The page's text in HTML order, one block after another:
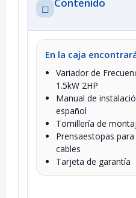
□
En la caja
Variador de
1.5kW 2HP
Manual de
español
Tornillería de
Prensaestopas
cables
Tarjeta de garantía